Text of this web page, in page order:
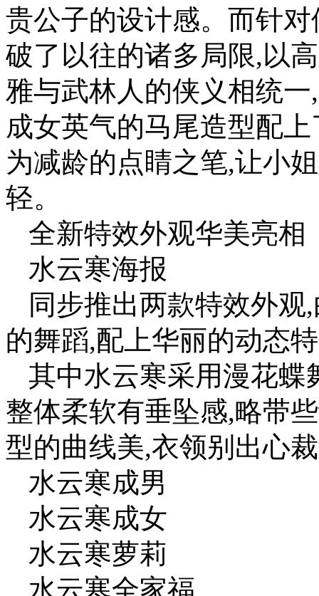
贵公子的设计感。而针
破了以往的诸多局限,以
雅与武林人的侠义相统
成女英气的马尾造型配
为减龄的点睛之笔,让小
轻。
全新特效外观华美亮相
水云寒海报
同步推出两款特效外
的舞蹈,配上华丽的动态
其中水云寒采用漫花蝶
整体柔软有垂坠感,略带
型的曲线美,衣领别出心
水云寒成男
水云寒成女
水云寒萝莉
水云寒全家福